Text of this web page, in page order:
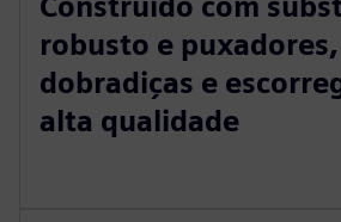
robusto e puxadores,
dobradiças e
alta qualidade